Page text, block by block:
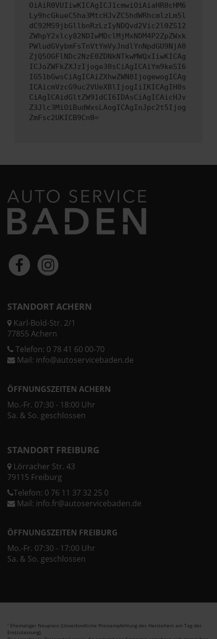
OiAiR0VUIiwKICAgICJ1cmwiOiAiaHR0cHM6
Ly9hcGkueC5ha3MtcHJvZC5hdWRhcmlzLm5l
dC92MS9jbGllbnRzLzIyNDQvd2Vic2l0ZS12
ZWhpY2xlcy82NDIwMDclMjMxNDM4P2ZpZWxk
PWludGVybmFsTnVtYmVyJndlYnNpdGU9NjA0
ZjQ5OGFlNDc2NzE0ZDNkNTkwMWQxIiwKICAg
ICJoZWFkZXJzIjoge30sCiAgICAiYm9keSI6
IG51bGwsCiAgICAiZXhwZWN0IjogewogICAg
ICAicmVzcG9uc2VUeXBlIjogIiIKICAgIH0s
CiAgICAidGltZW91dCI6IDAsCiAgICAicHJv
Z3Jlc3MiOiBudWxsLAogICAgInJpc2t5Ijog
ZmFsc2UKICB9Cn0=
STANDORT ACHERN
Karl-Bold-Str. 2/1
77855 Achern
Telefon: 0 78 41 60 00-70
Mail: info@autoservicebaden.de
ÖFFNUNGSZEITEN ACHERN
Mo.-Fr. 07:30 - 18:00 Uhr
Sa. & So. geschlossen
STANDORT FREIBURG
Lörracher Str. 43
79115 Freiburg
Telefon: 0 76 11 37 32 25 0
Mail: info.fr@autoservicebaden.de
ÖFFNUNGSZEITEN FREIBURG
Mo.-Fr. 07:30 - 17:00 Uhr
Sa. & So. geschlossen
1 Ehemaliger Neupreis (Unverbindliche Preisempfehlung des Herstellers am Tag der
Erstzulassung).